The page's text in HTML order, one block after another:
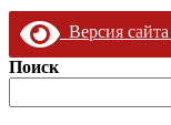
Версия
Поиск